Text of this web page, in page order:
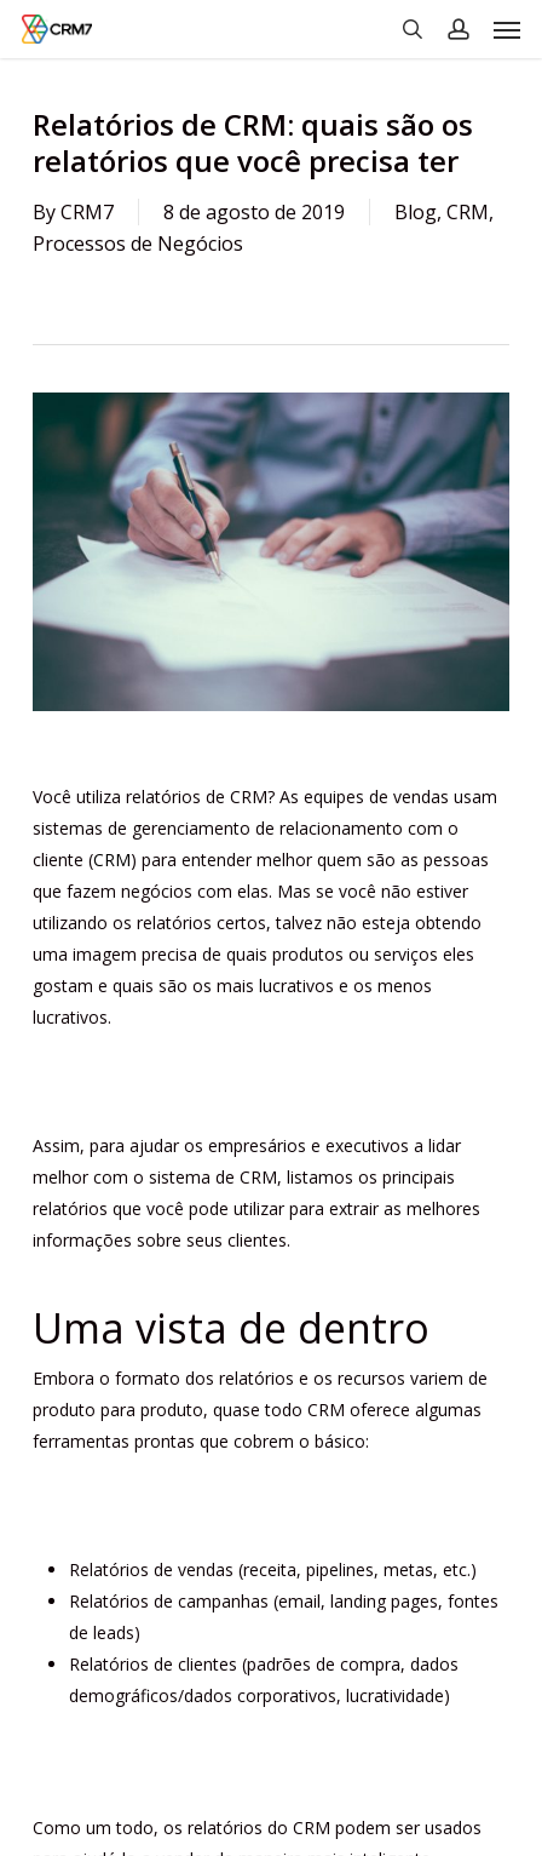
Skip
Relatórios de CRM: quais são os
relatórios que você precisa ter
ByCRM7 8 de agosto de 2019 Blog, CRM,
Processos de Negócios
Você utiliza relatórios de CRM? As equipes de vendas usam
sistemas de gerenciamento de relacionamento com o
cliente (CRM) para entender melhor quem são as pessoas
que fazem negócios com elas. Mas se você não estiver
utilizando os relatórios certos, talvez não esteja obtendo
uma imagem precisa de quais produtos ou serviços eles
gostam e quais são os mais lucrativos e os menos
lucrativos.
Assim, para ajudar os empresários e executivos a lidar
melhor com o sistema de CRM, listamos os principais
relatórios que você pode utilizar para extrair as melhores
informações sobre seus clientes.
Uma vista de dentro
Embora o formato dos relatórios e os recursos variem de
produto para produto, quase todo CRM oferece algumas
ferramentas prontas que cobrem o básico:
Relatórios de vendas (receita, pipelines, metas, etc.)
Relatórios de campanhas (email, landing pages, fontes
de leads)
Relatórios de clientes (padrões de compra, dados
demográficos/dados corporativos, lucratividade)
Como um todo, os relatórios do CRM podem ser usados